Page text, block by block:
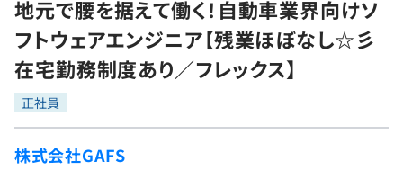
転職成功ガイド
転職エージェント
インタビュー
転職成功ガイド
求人検索
本選考
インターン
新卒エージェント
学習
問題集
4択課題
プログラミング言語
ゲーム・マンガ
地元で腰を据えて働く！自動車業界向けソ
フトウェアエンジニア【残業ほぼなし☆彡
在宅勤務制度あり／フレックス】
正社員
株式会社GAFS